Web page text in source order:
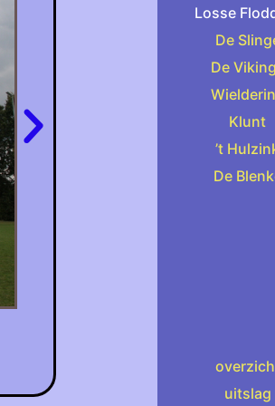
Losse
De
De
Klunt
’t
De
uitslag